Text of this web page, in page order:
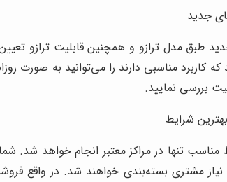
جدید
طبق مدل ترازو و همچنین قابلیت ترازو
که کاربرد مناسبی دارند را می‌توانید به صورت
بررسی نمایید.
شرایط
مناسب تنها در مراکز معتبر انجام خواهد شد.
مشتری بسته‌بندی خواهند شد. در واقع